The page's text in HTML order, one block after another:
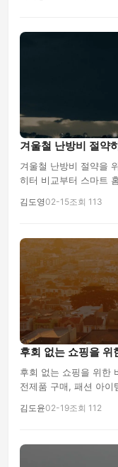
겨울철 난방비 절약
겨울철 난방비 절약을
히터 비교부터 스마트
김도영02-15조회 113
후회 없는 쇼핑을 위
후회 없는 쇼핑을 위한
전제품 구매, 패션 아
김도윤02-19조회 112